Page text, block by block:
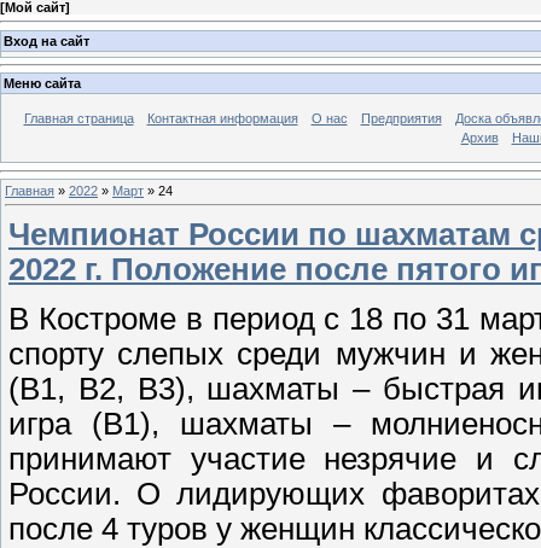
[Мой сайт]
Вход на сайт
Меню сайта
Главная страница Контактная информация О нас Предприятия
Доска
Архив
Главная » 2022 » Март » 24
Чемпионат России по шахматам
2022 г. Положение после пятого
В Костроме в период с 18 по 31
спорту слепых среди мужчин и
(В1, В2, В3), шахматы – быстрая
игра (В1), шахматы –
принимают участие незрячие и
России. О лидирующих
после 4 туров у женщин